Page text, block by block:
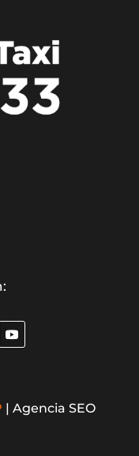
| Agencia SEO
reserva?